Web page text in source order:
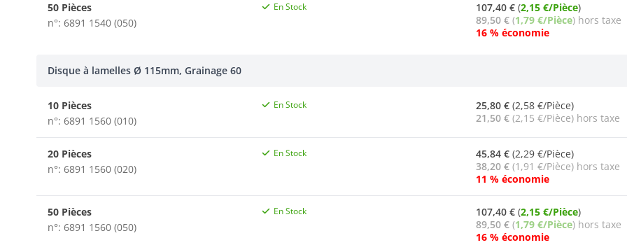
50 Pièces
n°: 6891 1540 (050)
En Stock 107,40 € (2,15 €/Pièce)
89,50 € (1,79 €/Pièce) hors taxe
16 % économie
Disque à lamelles Ø 115mm, Grainage 60
10 Pièces
n°: 6891 1560 (010)
En Stock 25,80 € (2,58 €/Pièce)
21,50 € (2,15 €/Pièce) hors taxe
20 Pièces
n°: 6891 1560 (020)
En Stock 45,84 € (2,29 €/Pièce)
38,20 € (1,91 €/Pièce) hors taxe
11 % économie
50 Pièces
n°: 6891 1560 (050)
En Stock 107,40 € (2,15 €/Pièce)
89,50 € (1,79 €/Pièce) hors taxe
16 % économie